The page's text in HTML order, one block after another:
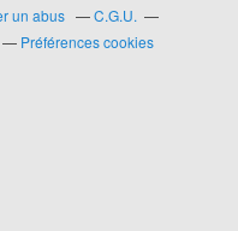
un abus
C.G.U.
Préférences cookies